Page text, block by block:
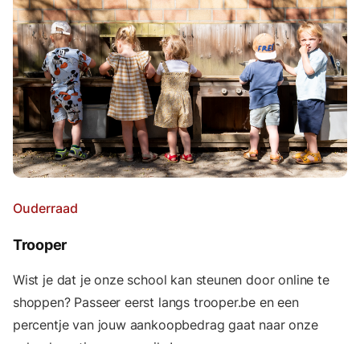
Ouderraad
Trooper
Wist je dat je onze school kan steunen door online te
shoppen? Passeer eerst langs trooper.be en een
percentje van jouw aankoopbedrag gaat naar onze